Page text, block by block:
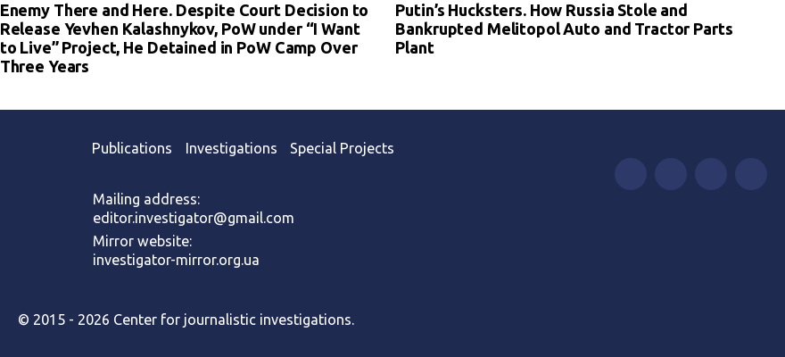
Enemy There and Here. Despite Court Decision to
Release Yevhen Kalashnykov, PoW under “I Want
to Live” Project, He Detained in PoW Camp Over
Three Years
Putin’s Hucksters. How Russia Stole and
Bankrupted Melitopol Auto and Tractor Parts
Plant
Publications Investigations Special Projects
Mailing address:
editor.investigator@gmail.com
Mirror website:
investigator-mirror.org.ua
© 2015 - 2026 Center for journalistic investigations.